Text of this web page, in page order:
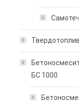
БС 1000